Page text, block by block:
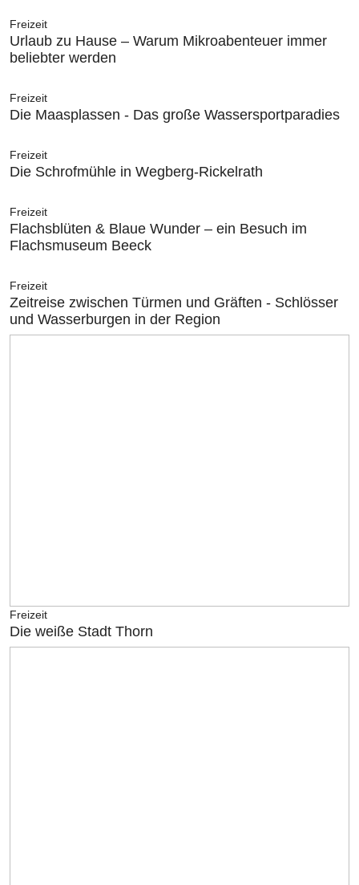
Freizeit
Urlaub zu Hause – Warum Mikroabenteuer immer
beliebter werden
Freizeit
Die Maasplassen - Das große Wassersportparadies
Freizeit
Die Schrofmühle in Wegberg-Rickelrath
Freizeit
Flachsblüten & Blaue Wunder – ein Besuch im
Flachsmuseum Beeck
Freizeit
Zeitreise zwischen Türmen und Gräften - Schlösser
und Wasserburgen in der Region
Freizeit
Die weiße Stadt Thorn